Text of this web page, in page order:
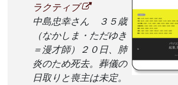
ラクティブ
中島忠幸さん ３５歳
（なかしま・ただゆき
＝漫才師）２０日、肺
炎のため死去。葬儀の
日取りと喪主は未定。